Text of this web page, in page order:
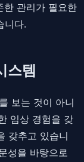
한 관리가 필요한
니다.
스템
보는 것이 아니
임상 경험을 갖
갖추고 있습니
성을 바탕으로